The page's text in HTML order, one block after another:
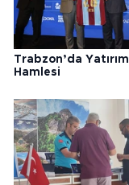
Trabzon’da Yatırım
Hamlesi